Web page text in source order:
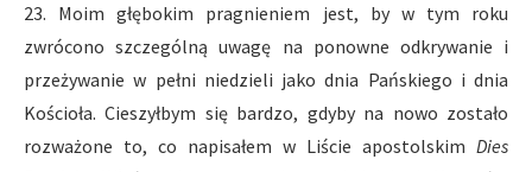
23. Moim głębokim pragnieniem jest, by w tym roku
zwrócono szczególną uwagę na ponowne odkrywanie i
przeżywanie w pełni niedzieli jako dnia Pańskiego i dnia
Kościoła. Cieszyłbym się bardzo, gdyby na nowo zostało
rozważone to, co napisałem w Liście apostolskim Dies